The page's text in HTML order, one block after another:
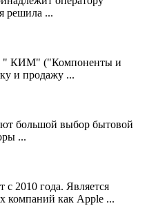
решила ...
" КИМ" ("Компоненты и
и продажу ...
большой выбор бытовой
...
с 2010 года. Является
компаний как Apple ...